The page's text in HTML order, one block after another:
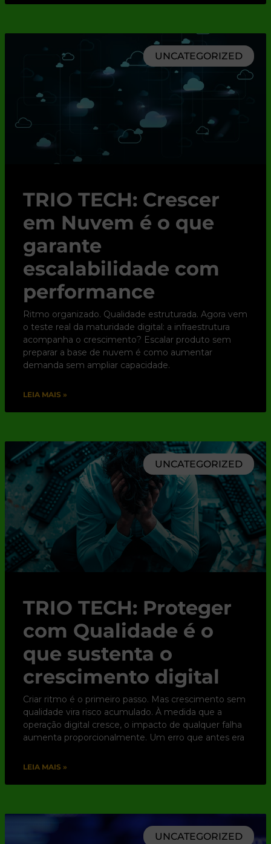
UNCATEGORIZED
TRIO TECH: Crescer
em Nuvem é o que
garante
escalabilidade com
performance
Ritmo organizado. Qualidade estruturada. Agora vem
o teste real da maturidade digital: a infraestrutura
acompanha o crescimento? Escalar produto sem
preparar a base de nuvem é como aumentar
demanda sem ampliar capacidade.
LEIA MAIS »
UNCATEGORIZED
TRIO TECH: Proteger
com Qualidade é o
que sustenta o
crescimento digital
Criar ritmo é o primeiro passo. Mas crescimento sem
qualidade vira risco acumulado. À medida que a
operação digital cresce, o impacto de qualquer falha
aumenta proporcionalmente. Um erro que antes era
LEIA MAIS »
UNCATEGORIZED